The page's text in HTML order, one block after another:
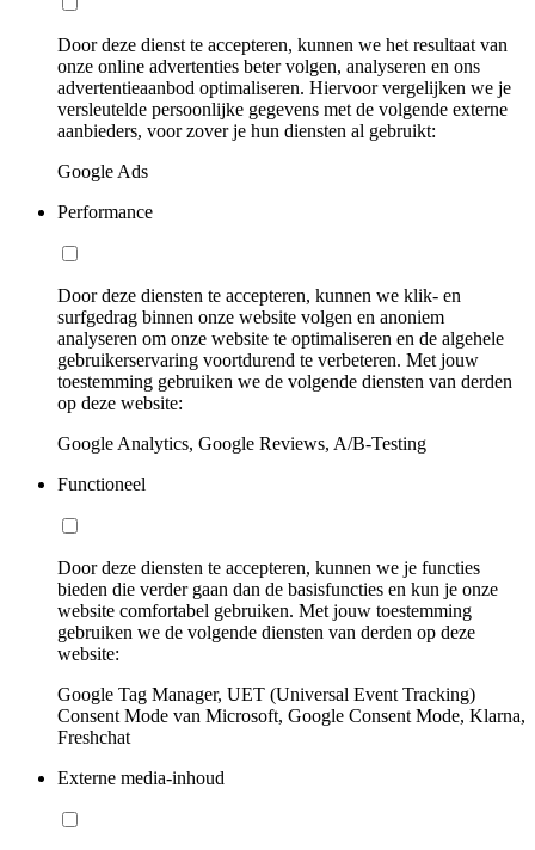
Door deze dienst te accepteren, kunnen we het resultaat van
onze online advertenties beter volgen, analyseren en ons
advertentieaanbod optimaliseren. Hiervoor vergelijken we je
versleutelde persoonlijke gegevens met de volgende externe
aanbieders, voor zover je hun diensten al gebruikt:
Google Ads
Performance
Door deze diensten te accepteren, kunnen we klik- en
surfgedrag binnen onze website volgen en anoniem
analyseren om onze website te optimaliseren en de algehele
gebruikerservaring voortdurend te verbeteren. Met jouw
toestemming gebruiken we de volgende diensten van derden
op deze website:
Google Analytics, Google Reviews, A/B-Testing
Functioneel
Door deze diensten te accepteren, kunnen we je functies
bieden die verder gaan dan de basisfuncties en kun je onze
website comfortabel gebruiken. Met jouw toestemming
gebruiken we de volgende diensten van derden op deze
website:
Google Tag Manager, UET (Universal Event Tracking)
Consent Mode van Microsoft, Google Consent Mode, Klarna,
Freshchat
Externe media-inhoud